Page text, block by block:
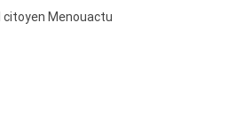
citoyen Menouactu